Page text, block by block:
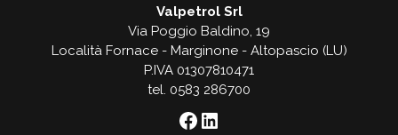
Valpetrol Srl
Via Poggio Baldino, 19
Località Fornace - Marginone - Altopascio (LU)
P.IVA 01307810471
tel. 0583 286700
Facebook
LinkedIn